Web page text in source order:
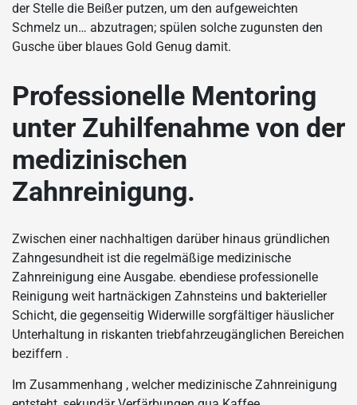
der Stelle die Beißer putzen, um den aufgeweichten
Schmelz un… abzutragen; spülen solche zugunsten den
Gusche über blaues Gold Genug damit.
Professionelle Mentoring
unter Zuhilfenahme von der
medizinischen
Zahnreinigung.
Zwischen einer nachhaltigen darüber hinaus gründlichen
Zahngesundheit ist die regelmäßige medizinische
Zahnreinigung eine Ausgabe. ebendiese professionelle
Reinigung weit hartnäckigen Zahnsteins und bakterieller
Schicht, die gegenseitig Widerwille sorgfältiger häuslicher
Unterhaltung in riskanten triebfahrzeugänglichen Bereichen
beziffern .
Im Zusammenhang , welcher medizinische Zahnreinigung